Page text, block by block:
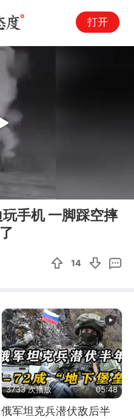
打开
手机 一脚踩空摔
14
3733 次播放 05:48
俄军坦克兵潜伏敌后半